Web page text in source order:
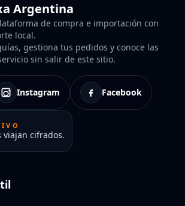
Argentina
de compra e importación con
local.
gestiona tus pedidos y conoce las
sin salir de este sitio.
Instagram Facebook
viajan cifrados.